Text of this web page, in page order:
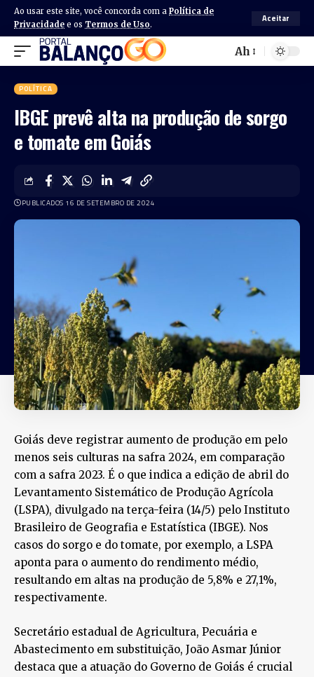
Ao usar este site, você concorda com a Política de
Privacidade e os Termos de Uso.
Aceitar
Ah
POLÍTICA
IBGE prevê alta na produção de sorgo
e tomate em Goiás
PUBLICADOS 16 DE SETEMBRO DE 2024
Goiás deve registrar aumento de produção em pelo
menos seis culturas na safra 2024, em comparação
com a safra 2023. É o que indica a edição de abril do
Levantamento Sistemático de Produção Agrícola
(LSPA), divulgado na terça-feira (14/5) pelo Instituto
Brasileiro de Geografia e Estatística (IBGE). Nos
casos do sorgo e do tomate, por exemplo, a LSPA
aponta para o aumento do rendimento médio,
resultando em altas na produção de 5,8% e 27,1%,
respectivamente.
Secretário estadual de Agricultura, Pecuária e
Abastecimento em substituição, João Asmar Júnior
destaca que a atuação do Governo de Goiás é crucial